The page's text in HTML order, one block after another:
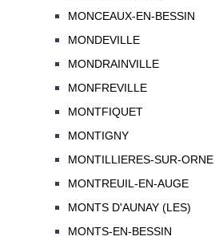
MONCEAUX-EN-BESSIN
MONDEVILLE
MONDRAINVILLE
MONFREVILLE
MONTFIQUET
MONTIGNY
MONTILLIERES-SUR-ORNE
MONTREUIL-EN-AUGE
MONTS D'AUNAY (LES)
MONTS-EN-BESSIN